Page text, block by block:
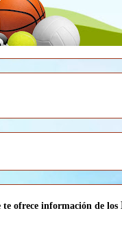
te ofrece información de los